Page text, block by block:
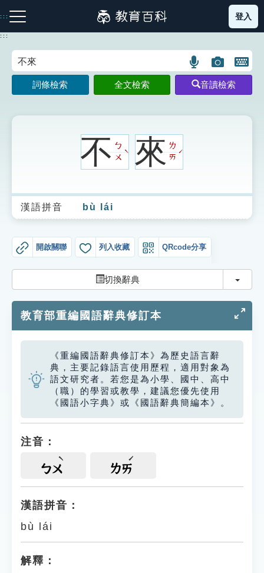
到
主
:::
注音索引圖示 筆畫索引圖示 部首索引表圖示
生字詞彙表
成語故事
索引選單
單字索引
生命大百科索引
遊戲專區
教學應用
貓頭鷹博士
登入
:::
語
言
搜
圖
片
搜
開
鍵
圖
詞條檢索 全文檢索 音讀檢索
不ㄅ
ㄨ
ˋ 來ㄌ
ㄞ
ˊ
漢語拼音 bù lái
開啟關聯 列入收藏 QRcode分享
切換辭典 切換
教育部重編國語辭典修訂本
《重編國語辭典修訂本》為歷史語言辭
典，主要記錄語言使用歷程，適用對象為
語文研究者。若您是為小學、國中、高中
（職）的學習或教學，建議您優先使用
《國語小字典》或《國語辭典簡編本》。
注音：
ㄅㄨ ㄌㄞ
漢語拼音：
bù lái
解釋：